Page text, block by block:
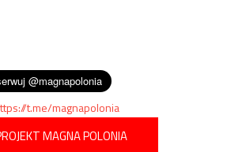
t.me/magnapolonia
MAGNA POLONIA